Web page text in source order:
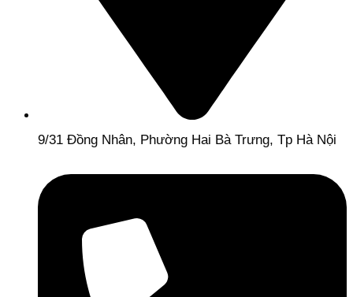
9/31 Đồng Nhân, Phường Hai Bà Trưng, Tp Hà Nội